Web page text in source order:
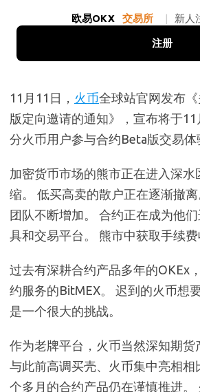
欧易OKX 交易所 | 新人
注册
11月11日， 火币全球站官网发布
版定向邀请的通知》，宣布将于
分火币用户参与合约Beta版交易体
加密货币市场的熊市正在进入深水
缩。 低买高卖的散户正在逐渐撤
团队不断增加。 合约正在成为他
具和交易平台。 熊市中获取手续费
过去有深耕合约产品多年的OKEx
约服务的BitMEX。 迟到的火币想
是一个很大的挑战。
作为老牌平台，火币当然深知期货
与此前高调买壳、火币集中亮相相
个多月的合约产品仍在谨慎推进。